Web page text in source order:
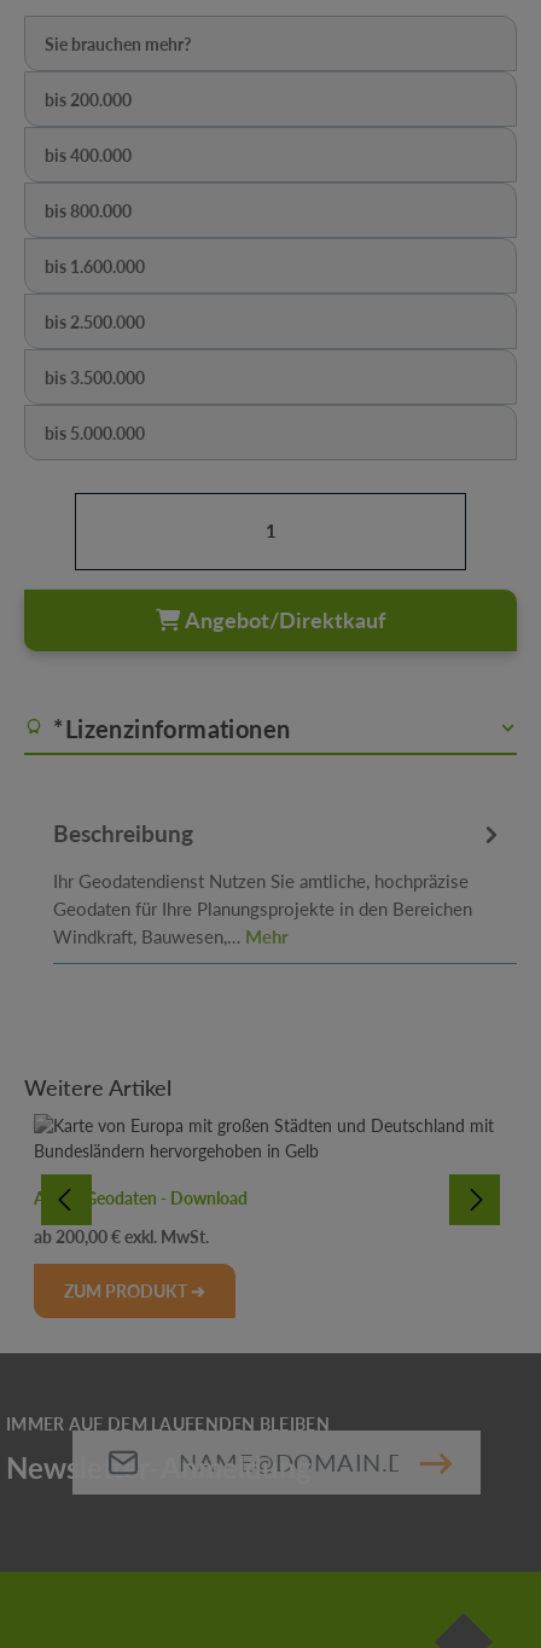
Sie brauchen mehr?
(Diese Option ist zurzeit nicht verfügbar.)
bis 200.000
(Diese Option ist zurzeit nicht verfügbar.)
bis 400.000
(Diese Option ist zurzeit nicht verfügbar.)
bis 800.000
(Diese Option ist zurzeit nicht verfügbar.)
bis 1.600.000
(Diese Option ist zurzeit nicht verfügbar.)
bis 2.500.000
(Diese Option ist zurzeit nicht verfügbar.)
bis 3.500.000
(Diese Option ist zurzeit nicht verfügbar.)
bis 5.000.000
(Diese Option ist zurzeit nicht verfügbar.)
Angebot/Direktkauf
*Lizenzinformationen
Beschreibung
Ihr Geodatendienst Nutzen Sie amtliche, hochpräzise
Geodaten für Ihre Planungsprojekte in den Bereichen
Windkraft, Bauwesen,… Mehr
Produktgalerie überspringen
Weitere Artikel
ATKIS Geodaten - Download
Regulärer Preis:
200,00 €
ZUM PRODUKT ➔
Pflichtfelder.